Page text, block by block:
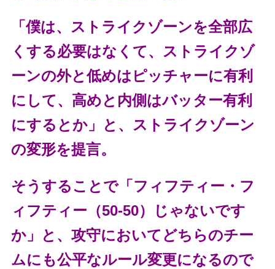
「僕は、ストライクゾーンを全部広
くする必要はなくて、ストライクゾ
ーンの外と低めはピッチャーに有利
にして、高めと内側はバッター有利
にするとか」と、ストライクゾーン
の変形を提言。
そうすることで「フィフティー・フ
ィフティー（50-50）じゃないです
か」と、攻守においてどちらのチー
ムにも公平なルール変更になるので